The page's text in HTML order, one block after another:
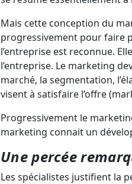
Mais cette conception du
progressivement pour faire
l’entreprise est reconnue.
l’entreprise. Le marketing
marché, la segmentation,
visent à satisfaire l’offre
Progressivement le
marketing connait un
Une percée
Les spécialistes justifient la